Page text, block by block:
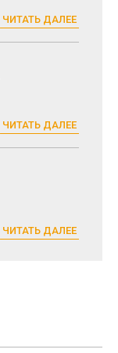
ЧИТАТЬ ДАЛЕЕ
ЧИТАТЬ ДАЛЕЕ
ЧИТАТЬ ДАЛЕЕ